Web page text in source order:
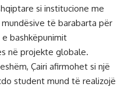
si institucione me
të barabarta për
bashkëpunimit
në projekte globale.
Çairi afirmohet si një
student mund të realizojë